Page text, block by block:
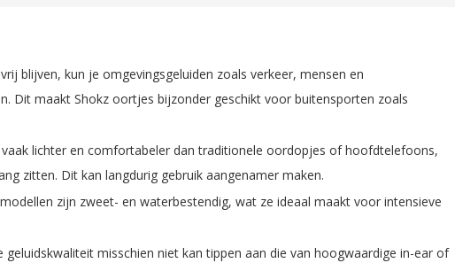
blijven, kun je omgevingsgeluiden zoals verkeer, mensen en
Dit maakt Shokz oortjes bijzonder geschikt voor buitensporten zoals
lichter en comfortabeler dan traditionele oordopjes of hoofdtelefoons,
zitten. Dit kan langdurig gebruik aangenamer maken.
modellen zijn zweet- en waterbestendig, wat ze ideaal maakt voor intensieve
geluidskwaliteit misschien niet kan tippen aan die van hoogwaardige in-ear of